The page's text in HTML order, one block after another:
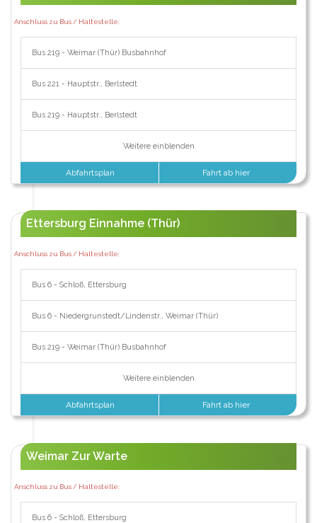
Anschluss zu Bus / Haltestelle:
Bus 219 - Weimar (Thür) Busbahnhof
Bus 221 - Hauptstr., Berlstedt
Bus 219 - Hauptstr., Berlstedt
Weitere einblenden
Abfahrtsplan Fahrt ab hier
Ettersburg Einnahme (Thür)
Anschluss zu Bus / Haltestelle:
Bus 6 - Schloß, Ettersburg
Bus 6 - Niedergrunstedt/Lindenstr., Weimar (Thür)
Bus 219 - Weimar (Thür) Busbahnhof
Weitere einblenden
Abfahrtsplan Fahrt ab hier
Weimar Zur Warte
Anschluss zu Bus / Haltestelle:
Bus 6 - Schloß, Ettersburg